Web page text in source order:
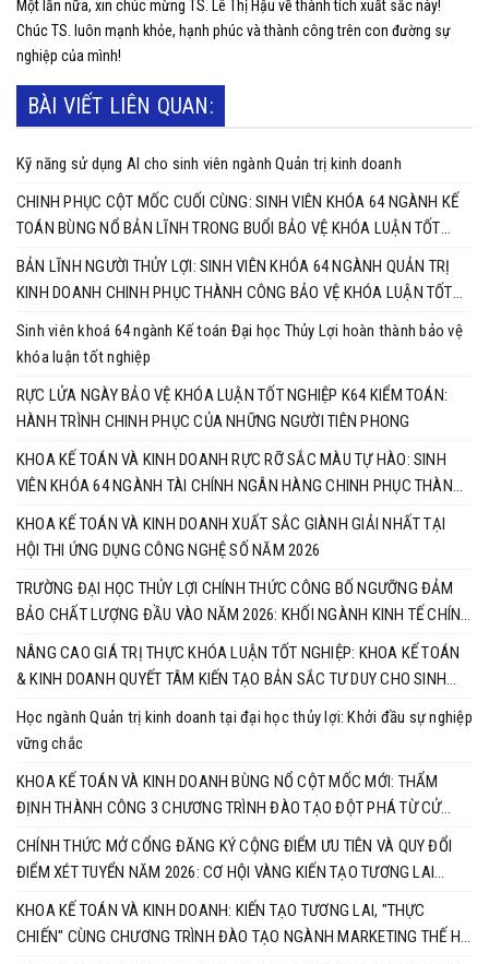
Một lần nữa, xin chúc mừng TS. Lê Thị Hậu về thành tích xuất sắc này!
Chúc TS. luôn mạnh khỏe, hạnh phúc và thành công trên con đường sự
nghiệp của mình!
BÀI VIẾT LIÊN QUAN:
Kỹ năng sử dụng AI cho sinh viên ngành Quản trị kinh doanh
CHINH PHỤC CỘT MỐC CUỐI CÙNG: SINH VIÊN KHÓA 64 NGÀNH KẾ
TOÁN BÙNG NỔ BẢN LĨNH TRONG BUỔI BẢO VỆ KHÓA LUẬN TỐT
NGHIỆP
BẢN LĨNH NGƯỜI THỦY LỢI: SINH VIÊN KHÓA 64 NGÀNH QUẢN TRỊ
KINH DOANH CHINH PHỤC THÀNH CÔNG BẢO VỆ KHÓA LUẬN TỐT
Sinh viên khoá 64 ngành Kế toán Đại học Thủy Lợi hoàn thành bảo vệ
khóa luận tốt nghiệp
RỰC LỬA NGÀY BẢO VỆ KHÓA LUẬN TỐT NGHIỆP K64 KIỂM TOÁN:
HÀNH TRÌNH CHINH PHỤC CỦA NHỮNG NGƯỜI TIÊN PHONG
KHOA KẾ TOÁN VÀ KINH DOANH RỰC RỠ SẮC MÀU TỰ HÀO: SINH
VIÊN KHÓA 64 NGÀNH TÀI CHÍNH NGÂN HÀNG CHINH PHỤC THÀNH
CÔNG KHÓA LUẬN TỐT NGHIỆP
KHOA KẾ TOÁN VÀ KINH DOANH XUẤT SẮC GIÀNH GIẢI NHẤT TẠI
HỘI THI ỨNG DỤNG CÔNG NGHỆ SỐ NĂM 2026
TRƯỜNG ĐẠI HỌC THỦY LỢI CHÍNH THỨC CÔNG BỐ NGƯỠNG ĐẢM
BẢO CHẤT LƯỢNG ĐẦU VÀO NĂM 2026: KHỐI NGÀNH KINH TẾ CHÍNH
THỨC VÀO CUỘC ĐUA RỰC LỬA
NÂNG CAO GIÁ TRỊ THỰC KHÓA LUẬN TỐT NGHIỆP: KHOA KẾ TOÁN
& KINH DOANH QUYẾT TÂM KIẾN TẠO BẢN SẮC TƯ DUY CHO SINH
Học ngành Quản trị kinh doanh tại đại học thủy lợi: Khởi đầu sự nghiệp
vững chắc
KHOA KẾ TOÁN VÀ KINH DOANH BÙNG NỔ CỘT MỐC MỚI: THẨM
ĐỊNH THÀNH CÔNG 3 CHƯƠNG TRÌNH ĐÀO TẠO ĐỘT PHÁ TỪ CỬ
NHÂN ĐẾN TIẾN SĨ
CHÍNH THỨC MỞ CỔNG ĐĂNG KÝ CỘNG ĐIỂM ƯU TIÊN VÀ QUY ĐỔI
ĐIỂM XÉT TUYỂN NĂM 2026: CƠ HỘI VÀNG KIẾN TẠO TƯƠNG LAI
CÙNG KHOA KẾ TOÁN & KINH DOANH
KHOA KẾ TOÁN VÀ KINH DOANH: KIẾN TẠO TƯƠNG LAI, "THỰC
CHIẾN" CÙNG CHƯƠNG TRÌNH ĐÀO TẠO NGÀNH MARKETING THẾ HỆ